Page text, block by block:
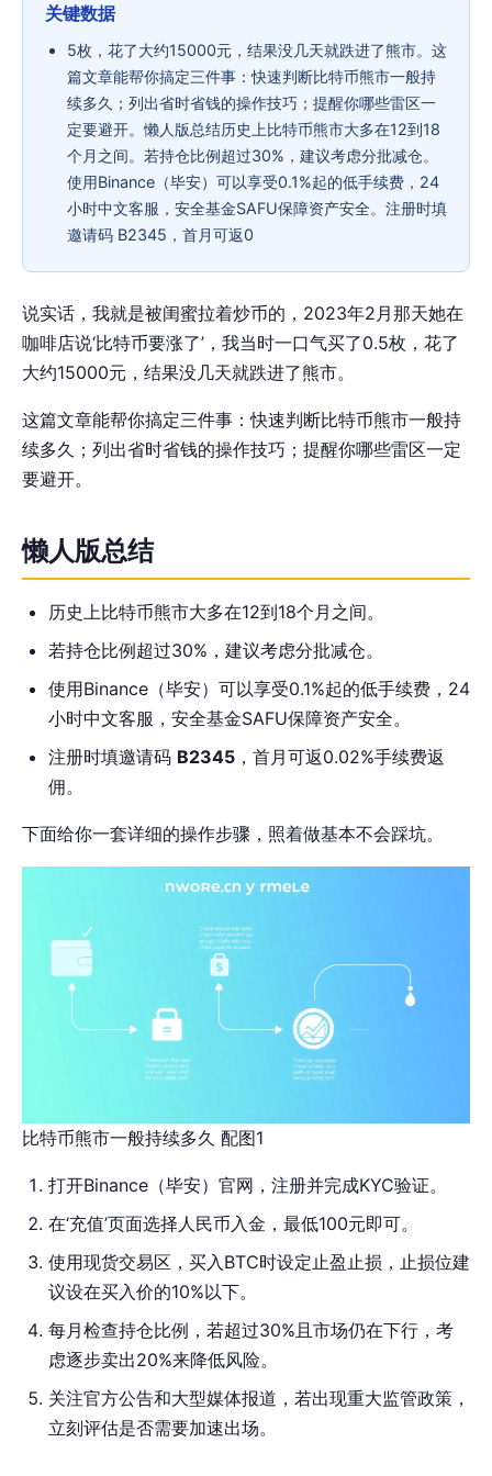
关键数据
5枚，花了大约15000元，结果没几天就跌进了熊市。这
篇文章能帮你搞定三件事：快速判断比特币熊市一般持
续多久；列出省时省钱的操作技巧；提醒你哪些雷区一
定要避开。懒人版总结历史上比特币熊市大多在12到18
个月之间。若持仓比例超过30%，建议考虑分批减仓。
使用Binance（毕安）可以享受0.1%起的低手续费，24
小时中文客服，安全基金SAFU保障资产安全。注册时填
邀请码 B2345，首月可返0
说实话，我就是被闺蜜拉着炒币的，2023年2月那天她在
咖啡店说‘比特币要涨了’，我当时一口气买了0.5枚，花了
大约15000元，结果没几天就跌进了熊市。
这篇文章能帮你搞定三件事：快速判断比特币熊市一般持
续多久；列出省时省钱的操作技巧；提醒你哪些雷区一定
要避开。
懒人版总结
历史上比特币熊市大多在12到18个月之间。
若持仓比例超过30%，建议考虑分批减仓。
使用Binance（毕安）可以享受0.1%起的低手续费，24
小时中文客服，安全基金SAFU保障资产安全。
注册时填邀请码 B2345 ，首月可返0.02%手续费返
佣。
下面给你一套详细的操作步骤，照着做基本不会踩坑。
比特币熊市一般持续多久 配图1
打开Binance（毕安）官网，注册并完成KYC验证。
在‘充值’页面选择人民币入金，最低100元即可。
使用现货交易区，买入BTC时设定止盈止损，止损位建
议设在买入价的10%以下。
每月检查持仓比例，若超过30%且市场仍在下行，考
虑逐步卖出20%来降低风险。
关注官方公告和大型媒体报道，若出现重大监管政策，
立刻评估是否需要加速出场。